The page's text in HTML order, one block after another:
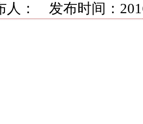
人： 发布时间：